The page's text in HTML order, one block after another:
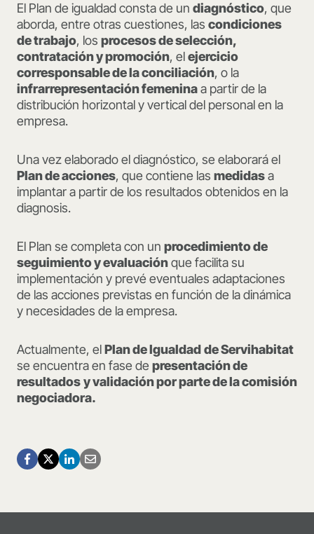
El Plan de igualdad consta de un diagnóstico, que
aborda, entre otras cuestiones, las condiciones
de trabajo, los procesos de selección,
contratación y promoción, elejercicio
corresponsable de la conciliación, o la
infrarrepresentación femeninaa partir de la
distribución horizontal y vertical del personal en la
empresa.
Una vez elaborado el diagnóstico, se elaborará el
Plan de acciones, que contiene las medidasa
implantar a partir de los resultados obtenidos en la
diagnosis.
El Plan se completa con un procedimiento de
seguimiento y evaluaciónque facilita su
implementación y prevé eventuales adaptaciones
de las acciones previstas en función de la dinámica
y necesidades de la empresa.
Actualmente, elPlan de Igualdadde Servihabitat
se encuentra en fase de presentación de
resultadosy validación por parte de la comisión
negociadora.